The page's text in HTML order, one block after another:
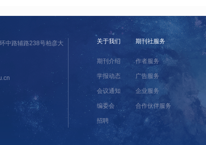
中路辅路238号柏彦大
关于我们
期刊介绍
学报动态
会议通知
编委会
招聘
期刊社服务
作者服务
广告服务
企业服务
合作伙伴服务